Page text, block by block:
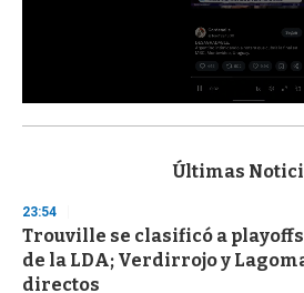
s
d
s
o
f
3
Últimas
23:54
Trouville se clasificó a
de la LDA; Verdirrojo y
directos